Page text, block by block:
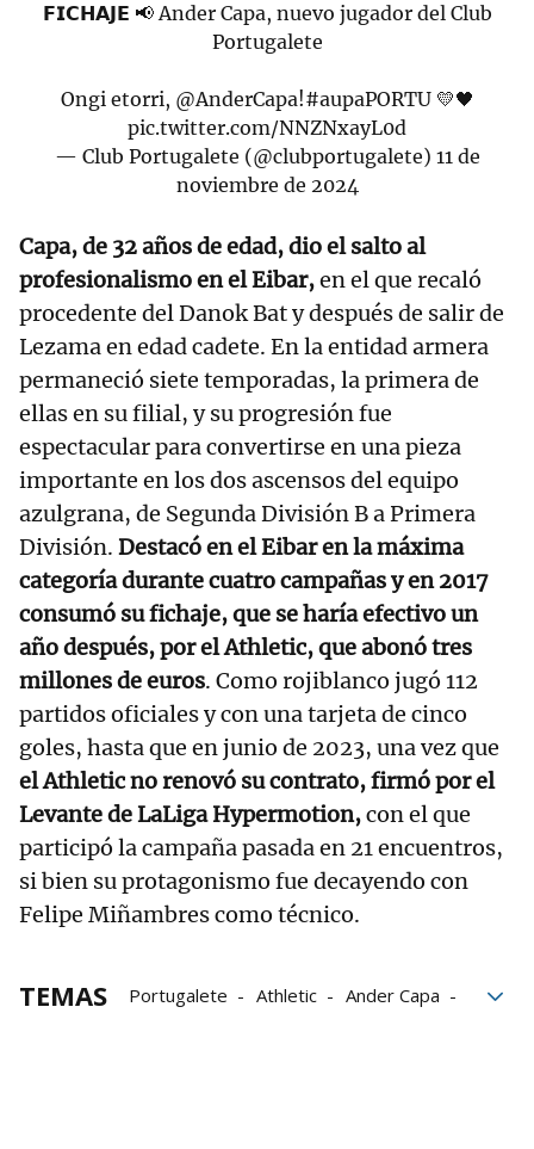
𝗙𝗜𝗖𝗛𝗔𝗝𝗘 📢 Ander Capa, nuevo jugador del Club
Portugalete
Ongi etorri, @AnderCapa!#aupaPORTU💛🖤
pic.twitter.com/NNZNxayL0d
— Club Portugalete (@clubportugalete) 11 de
noviembre de 2024
Capa, de 32 años de edad, dio el salto al
profesionalismo en el Eibar,en el que recaló
procedente del Danok Bat y después de salir de
Lezama en edad cadete. En la entidad armera
permaneció siete temporadas, la primera de
ellas en su filial, y su progresión fue
espectacular para convertirse en una pieza
importante en los dos ascensos del equipo
azulgrana, de Segunda División B a Primera
División. Destacó en el Eibar en la máxima
categoría durante cuatro campañas y en 2017
consumó su fichaje, que se haría efectivo un
año después, por el Athletic, que abonó tres
millones de euros. Como rojiblanco jugó 112
partidos oficiales y con una tarjeta de cinco
goles, hasta que en junio de 2023, una vez que
el Athletic no renovó su contrato, firmó por el
Levante de LaLiga Hypermotion,con el que
participó la campaña pasada en 21 encuentros,
si bien su protagonismo fue decayendo con
Felipe Miñambres como técnico.
TEMAS Portugalete Athletic
Ander Capa